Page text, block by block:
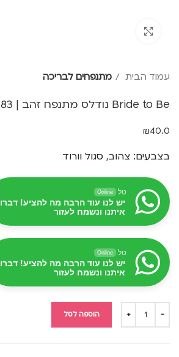
עמוד הבית מתנפחים לבריכה
Bride to Be נודלס מתנפח זהב | 183 ס"מ
₪40.0
בצבעים: צהוב, סגול וורוד
טל Online
יש לנו עוד הרבה מה להציע! דברו
איתנו ונשמח לעזור
טל Online
יש לנו עוד הרבה מה להציע! דברו
איתנו ונשמח לעזור
הוספה לסל